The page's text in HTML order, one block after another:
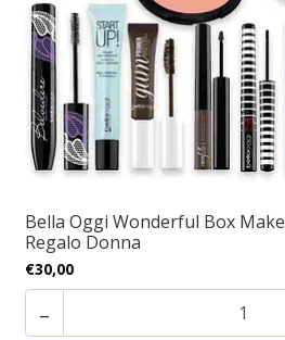
Bella Oggi Wonderful Box
Regalo Donna
€30,00
-